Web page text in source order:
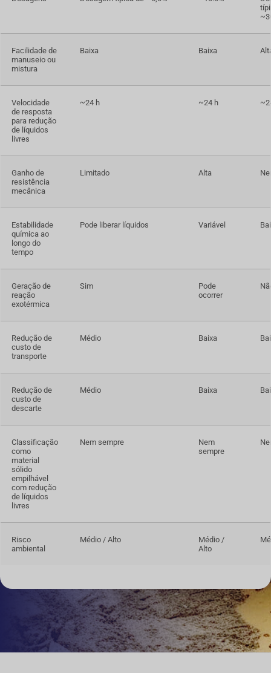
Facilidade de
manuseio ou
mistura
Baixa Baixa
Velocidade
de resposta
para redução
de líquidos
livres
~24 h ~24 h
Ganho de
resistência
mecânica
Limitado Alta
Estabilidade
química ao
longo do
tempo
Pode liberar líquidos Variável
Geração de
reação
exotérmica
Sim
Pode
ocorrer
Redução de
custo de
transporte
Médio Baixa
Redução de
custo de
descarte
Médio Baixa
Classificação
como
material
sólido
empilhável
com redução
de líquidos
livres
Nem sempre
Nem
sempre
Risco
ambiental
Médio / Alto
Médio /
Alto